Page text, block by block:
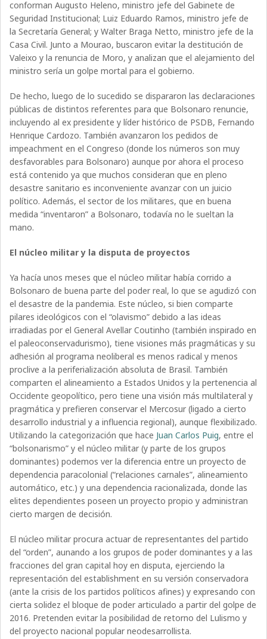
conforman Augusto Heleno, ministro jefe del Gabinete de
Seguridad Institucional; Luiz Eduardo Ramos, ministro jefe de
la Secretaría General; y Walter Braga Netto, ministro jefe de la
Casa Civil. Junto a Mourao, buscaron evitar la destitución de
Valeixo y la renuncia de Moro, y analizan que el alejamiento del
ministro sería un golpe mortal para el gobierno.
De hecho, luego de lo sucedido se dispararon las declaraciones
públicas de distintos referentes para que Bolsonaro renuncie,
incluyendo al ex presidente y líder histórico de PSDB, Fernando
Henrique Cardozo. También avanzaron los pedidos de
impeachment en el Congreso (donde los números son muy
desfavorables para Bolsonaro) aunque por ahora el proceso
está contenido ya que muchos consideran que en pleno
desastre sanitario es inconveniente avanzar con un juicio
político. Además, el sector de los militares, que en buena
medida “inventaron” a Bolsonaro, todavía no le sueltan la
mano.
El núcleo militar y la disputa de proyectos
Ya hacía unos meses que el núcleo militar había corrido a
Bolsonaro de buena parte del poder real, lo que se agudizó con
el desastre de la pandemia. Este núcleo, si bien comparte
pilares ideológicos con el “olavismo” debido a las ideas
irradiadas por el General Avellar Coutinho (también inspirado en
el paleoconservadurismo), tiene visiones más pragmáticas y su
adhesión al programa neoliberal es menos radical y menos
proclive a la periferialización absoluta de Brasil. También
comparten el alineamiento a Estados Unidos y la pertenencia al
Occidente geopolítico, pero tiene una visión más multilateral y
pragmática y prefieren conservar el Mercosur (ligado a cierto
desarrollo industrial y a influencia regional), aunque flexibilizado.
Utilizando la categorización que hace Juan Carlos Puig, entre el
“bolsonarismo” y el núcleo militar (y parte de los grupos
dominantes) podemos ver la diferencia entre un proyecto de
dependencia paracolonial (“relaciones carnales”, alineamiento
automático, etc.) y una dependencia racionalizada, donde las
elites dependientes poseen un proyecto propio y administran
cierto margen de decisión.
El núcleo militar procura actuar de representantes del partido
del “orden”, aunando a los grupos de poder dominantes y a las
fracciones del gran capital hoy en disputa, ejerciendo la
representación del establishment en su versión conservadora
(ante la crisis de los partidos políticos afines) y expresando con
cierta solidez el bloque de poder articulado a partir del golpe de
2016. Pretenden evitar la posibilidad de retorno del Lulismo y
del proyecto nacional popular neodesarrollista.